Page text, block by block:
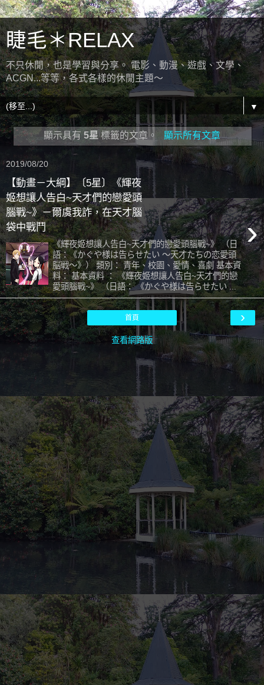
睫毛＊RELAX
不只休閒，也是學習與分享。 電影、動漫、遊戲、文學、
ACGN...等等，各式各樣的休閒主題～
▼
顯示具有5星標籤的文章。 顯示所有文章
2019/08/20
【動畫－大綱】〔5星〕《輝夜
姬想讓人告白~天才們的戀愛頭
腦戰~》－爾虞我詐，在天才腦
袋中戰鬥
›
《輝夜姬想讓人告白~天才們的戀愛頭腦戰~》 （日
語：《かぐや様は告らせたい 〜天才たちの恋愛頭
脳戦〜》） 類別： 青年、校園、愛情、喜劇 基本資
料： 基本資料 ： 《輝夜姬想讓人告白~天才們的戀
愛頭腦戰~》 （日語： 《かぐや様は告らせたい ...
›
首頁
查看網路版